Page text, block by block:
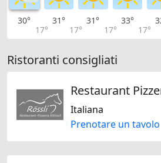
30°
17°
31°
17°
31°
17°
33°
17°
Ristoranti consigliati
Restaurant
Italiana
Prenotare un tavolo